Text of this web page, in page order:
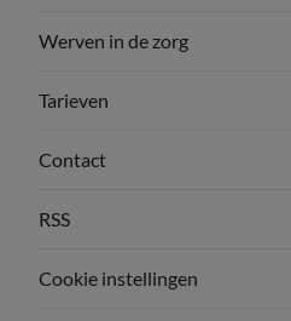
Werven in de zorg
Tarieven
Contact
RSS
Cookie instellingen